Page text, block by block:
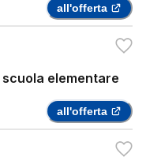
all'offerta
elementare
all'offerta